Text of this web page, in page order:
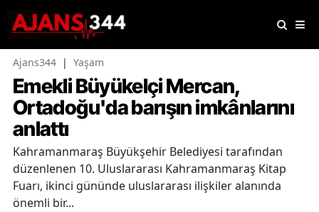
Ajans344 | Yaşam
Emekli Büyükelçi Mercan,
Ortadoğu'da barışın imkânlarını
anlattı
Kahramanmaraş Büyükşehir Belediyesi tarafından
düzenlenen 10. Uluslararası Kahramanmaraş Kitap
Fuarı, ikinci gününde uluslararası ilişkiler alanında
önemli bir...